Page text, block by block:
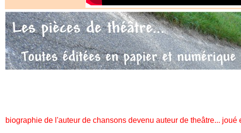
biographie de l'auteur de chansons devenu auteur de theâtre... joué